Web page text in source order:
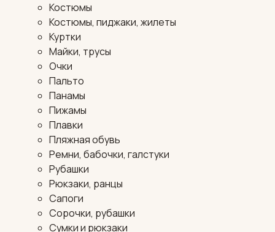
Костюмы
Костюмы, пиджаки, жилеты
Куртки
Майки, трусы
Очки
Пальто
Панамы
Пижамы
Плавки
Пляжная обувь
Ремни, бабочки, галстуки
Рубашки
Рюкзаки, ранцы
Сапоги
Сорочки, рубашки
Сумки и рюкзаки